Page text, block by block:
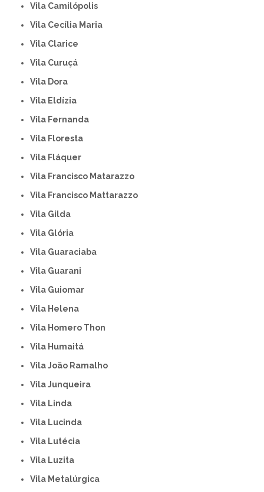
Vila Camilópolis
Vila Cecília Maria
Vila Clarice
Vila Curuçá
Vila Dora
Vila Eldízia
Vila Fernanda
Vila Floresta
Vila Fláquer
Vila Francisco Matarazzo
Vila Francisco Mattarazzo
Vila Gilda
Vila Glória
Vila Guaraciaba
Vila Guarani
Vila Guiomar
Vila Helena
Vila Homero Thon
Vila Humaitá
Vila João Ramalho
Vila Junqueira
Vila Linda
Vila Lucinda
Vila Lutécia
Vila Luzita
Vila Metalúrgica